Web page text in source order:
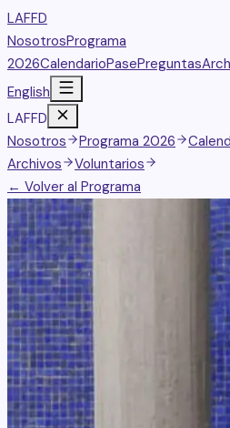
LAFFD
NosotrosPrograma
2026CalendarioPasePreguntas
English
LAFFD
Nosotros
Programa 2026
Archivos
Voluntarios
← Volver al Programa